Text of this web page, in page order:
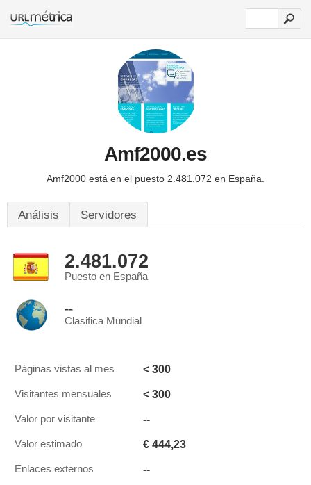
Amf2000.es
Amf2000 está en el puesto 2.481.072 en España.
Análisis Servidores
2.481.072
Puesto en España
--
Clasifica Mundial
Páginas vistas al mes < 300
Visitantes mensuales < 300
Valor por visitante --
Valor estimado € 444,23
Enlaces externos --